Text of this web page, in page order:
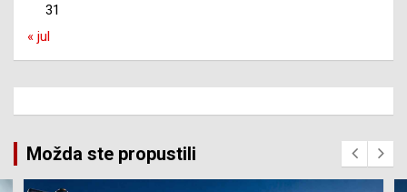
31
« jul
Možda ste propustili